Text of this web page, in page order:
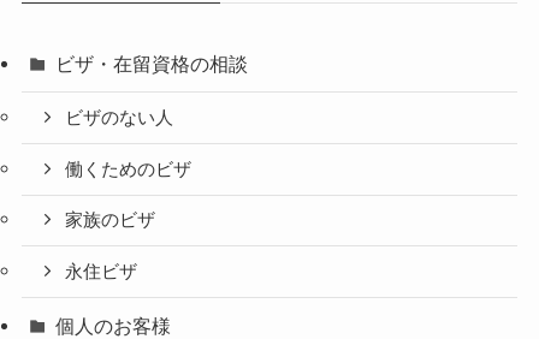
ビザ・在留資格の相談
ビザのない人
働くためのビザ
家族のビザ
永住ビザ
個人のお客様